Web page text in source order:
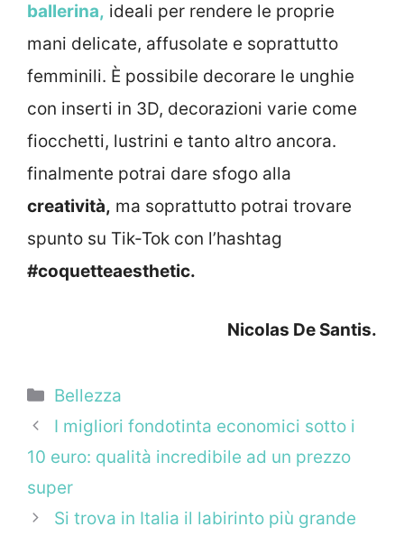
ballerina, ideali per rendere le proprie
mani delicate, affusolate e soprattutto
femminili. È possibile decorare le unghie
con inserti in 3D, decorazioni varie come
fiocchetti, lustrini e tanto altro ancora.
finalmente potrai dare sfogo alla
creatività, ma soprattutto potrai trovare
spunto su Tik-Tok con l’hashtag
#coquetteaesthetic.
Nicolas De Santis.
Categorie
Bellezza
I migliori fondotinta economici sotto i
10 euro: qualità incredibile ad un prezzo
super
Si trova in Italia il labirinto più grande